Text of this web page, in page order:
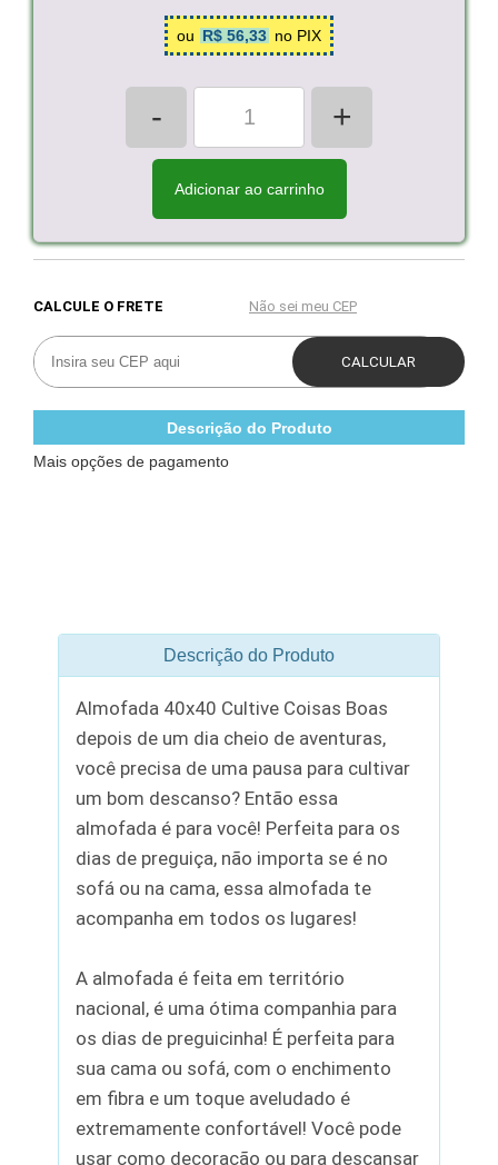
ou R$ 56,33 no PIX
- +
Adicionar ao carrinho
Descrição do Produto
Mais opções de pagamento
Descrição do Produto
Almofada 40x40 Cultive Coisas Boas
depois de um dia cheio de aventuras,
você precisa de uma pausa para cultivar
um bom descanso? Então essa
almofada é para você! Perfeita para os
dias de preguiça, não importa se é no
sofá ou na cama, essa almofada te
acompanha em todos os lugares!
A almofada é feita em território
nacional, é uma ótima companhia para
os dias de preguicinha! É perfeita para
sua cama ou sofá, com o enchimento
em fibra e um toque aveludado é
extremamente confortável! Você pode
usar como decoração ou para descansar